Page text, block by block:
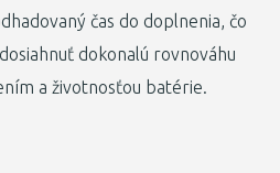
čas do doplnenia, čo
dokonalú rovnováhu
a životnosťou batérie.